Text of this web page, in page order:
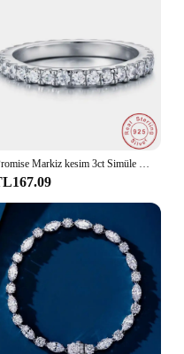
Promise Markiz kesim 3ct Simüle Pırlanta Yüzük 925 Ayar Gümüş Nişan Alyans Kadınlar Takı için Noel Hediyesi